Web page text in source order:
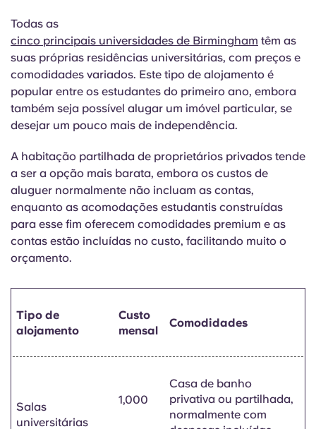
Todas as
cinco principais universidades de Birmingham têm as
suas próprias residências universitárias, com preços e
comodidades variados. Este tipo de alojamento é
popular entre os estudantes do primeiro ano, embora
também seja possível alugar um imóvel particular, se
desejar um pouco mais de independência.
A habitação partilhada de proprietários privados tende
a ser a opção mais barata, embora os custos de
aluguer normalmente não incluam as contas,
enquanto as acomodações estudantis construídas
para esse fim oferecem comodidades premium e as
contas estão incluídas no custo, facilitando muito o
orçamento.
Tipo de
alojamento
Custo
mensal
Comodidades
Salas
universitárias
1,000
Casa de banho
privativa ou partilhada,
normalmente com